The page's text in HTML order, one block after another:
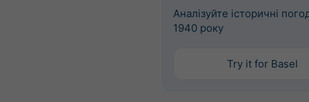
Аналізуйте історичні
1940 року
Try it for Basel